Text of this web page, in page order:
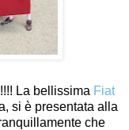
La bellissima Fiat
si è presentata alla
che